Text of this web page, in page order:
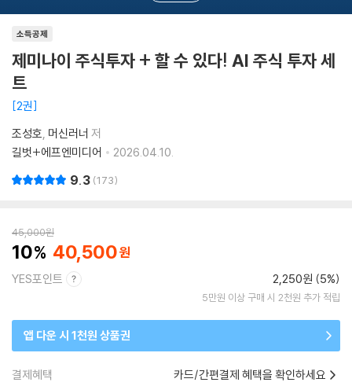
소득공제
제미나이 주식투자 + 할 수 있다! AI 주식 투자 세
트
2권
조성호 머신러너 저
길벗+에프엔미디어
2026.04.10.
9.3 173
45,000원
10 40,500
YES포인트 2,250원 (5%)
5만원 이상 구매 시 2천원 추가 적립
앱 다운 시 1천원 상품권
결제혜택 카드/간편결제 혜택을 확인하세요